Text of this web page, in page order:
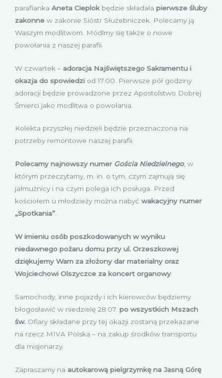
parafianka Aneta Cieplok będzie składała pierwsze śluby
zakonne w zakonie Sióstr Służebniczek. Polecamy ją
Waszym modlitwom. Módlmy się także o nowe
powołania z naszej parafii.
W czwartek – adoracja Najświętszego Sakramentu i
okazja do spowiedzi od 17.00. Pierwsze pół godziny
adoracji będzie prowadzone przez Apostolstwo Dobrej
Śmierci jako modlitwa o powołania.
Kolekta przyszłej niedzieli będzie przeznaczona na
potrzeby remontowe naszej parafii.
Polecamy najnowszy numer Gościa Niedzielnego, w
którym przeczytamy, m. in. o tym, czym zajmują się
jałmużnicy i na czym polega ich posługa. Przed
kościołem u młodzieży można nabyć wakacyjny numer
„Spotkania”.
W imieniu osób poszkodowanych w wyniku
niedawnego pożaru domu przy ul. Orzeszkowej
dziękujemy Wam za złożony dar materialny oraz
Wojciechowi Olszyczce za koncert organowy
Samochody, inne pojazdy i ich kierowców będziemy
błogosławić w niedzielę 28.07. po wszystkich Mszach
św. Ofiary składane przy tej okazji zostaną przekazane
na rzecz MIVA Polska – na zakup środków transportu
dla misjonarzy.
Zapraszamy na autokarową pielgrzymkę na Jasną Górę